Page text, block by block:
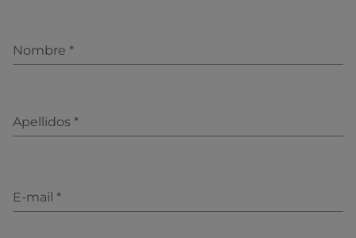
Nombre *
Apellidos *
E-mail *